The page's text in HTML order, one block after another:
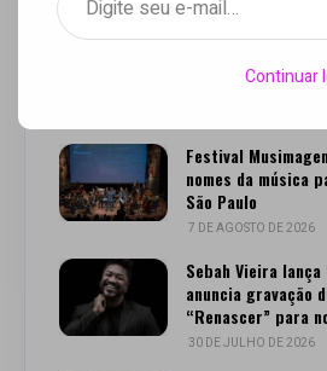
Festival
nomes da música
São Paulo
7 DE AGOSTO DE 2026
Sebah Vieira lança
anuncia gravação
“Renascer” para
30 DE JULHO DE 2026
Continuar